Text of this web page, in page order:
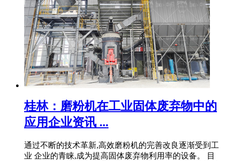
桂林：磨粉机在工业固体废弃物中的
应用企业资讯 ...
通过不断的技术革新,高效磨粉机的完善改良逐渐受到工
业 企业的青睐,成为提高固体废弃物利用率的设备。 目